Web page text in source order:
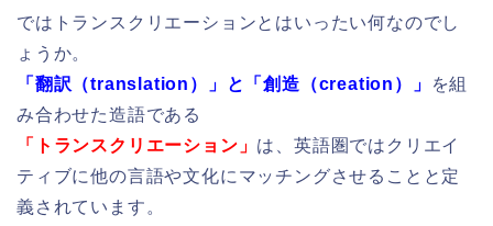
ではトランスクリエーションとはいったい何なのでし
ょうか。
「翻訳（translation）」と「創造（creation）」
を組
み合わせた造語である
「トランスクリエーション」 は、英語圏ではクリエイ
ティブに他の言語や文化にマッチングさせることと定
義されています。